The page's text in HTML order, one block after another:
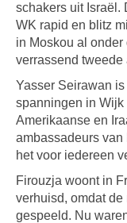
schakers uit Israël.
WK rapid en blitz
in Moskou al
verrassend tweede
Yasser Seirawan
spanningen in
Amerikaanse en
ambassadeurs
het voor iedereen
Firouzja woont in
verhuisd, omdat
gespeeld. Nu